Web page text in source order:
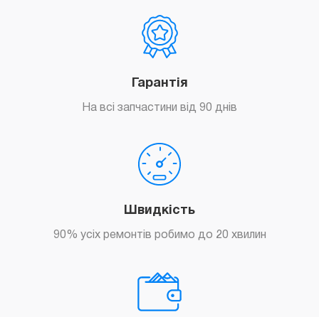
Гарантія
На всі запчастини від 90 днів
Швидкість
90% усіх ремонтів робимо до 20 хвилин